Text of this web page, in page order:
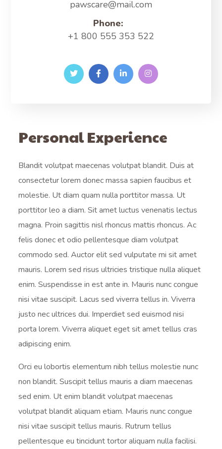
pawscare@mail.com
Phone:
+1 800 555 353 522
Personal Experience
Blandit volutpat maecenas volutpat blandit. Duis at
consectetur lorem donec massa sapien faucibus et
molestie. Ut diam quam nulla porttitor massa. Ut
porttitor leo a diam. Sit amet luctus venenatis lectus
magna. Proin sagittis nisl rhoncus mattis rhoncus. Ac
felis donec et odio pellentesque diam volutpat
commodo sed. Auctor elit sed vulputate mi sit amet
mauris. Lorem sed risus ultricies tristique nulla aliquet
enim. Suspendisse in est ante in. Mauris nunc congue
nisi vitae suscipit. Lacus sed viverra tellus in. Viverra
justo nec ultrices dui. Imperdiet sed euismod nisi
porta lorem. Viverra aliquet eget sit amet tellus cras
adipiscing enim.
Orci eu lobortis elementum nibh tellus molestie nunc
non blandit. Suscipit tellus mauris a diam maecenas
sed enim. Ut enim blandit volutpat maecenas
volutpat blandit aliquam etiam. Mauris nunc congue
nisi vitae suscipit tellus mauris. Rutrum tellus
pellentesque eu tincidunt tortor aliquam nulla facilisi.